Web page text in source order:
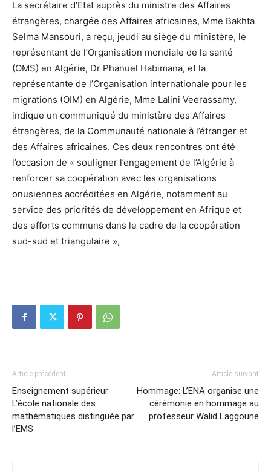
La secrétaire d’Etat auprès du ministre des Affaires
étrangères, chargée des Affaires africaines, Mme Bakhta
Selma Mansouri, a reçu, jeudi au siège du ministère, le
représentant de l’Organisation mondiale de la santé
(OMS) en Algérie, Dr Phanuel Habimana, et la
représentante de l’Organisation internationale pour les
migrations (OIM) en Algérie, Mme Lalini Veerassamy,
indique un communiqué du ministère des Affaires
étrangères, de la Communauté nationale à l’étranger et
des Affaires africaines. Ces deux rencontres ont été
l’occasion de « souligner l’engagement de l’Algérie à
renforcer sa coopération avec les organisations
onusiennes accréditées en Algérie, notamment au
service des priorités de développement en Afrique et
des efforts communs dans le cadre de la coopération
sud-sud et triangulaire »,
Article précédent
Enseignement supérieur:
L’école nationale des
mathématiques distinguée par
l’EMS
Article suivant
Hommage: L’ENA organise une
cérémonie en hommage au
professeur Walid Laggoune